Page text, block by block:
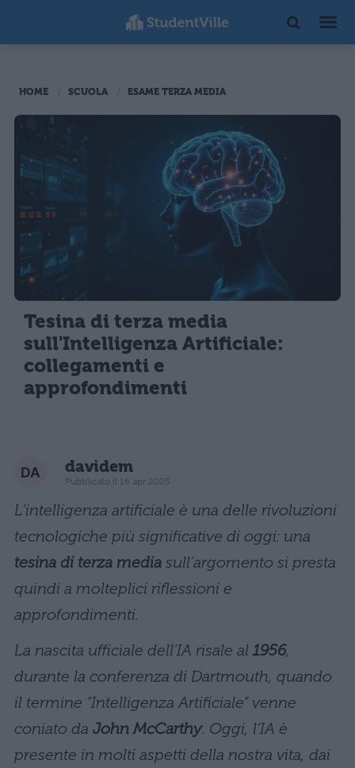
HOME SCUOLA ESAME TERZA MEDIA
Tesina di terza media
sull'Intelligenza Artificiale:
collegamenti e
approfondimenti
davidem
Pubblicato il 16 apr 2025
L’intelligenza artificiale è una delle rivoluzioni
tecnologiche più significative di oggi: una
tesina di terza media sull’argomento si presta
quindi a molteplici riflessioni e
approfondimenti.
La nascita ufficiale dell’IA risale al 1956,
durante la conferenza di Dartmouth, quando
il termine “Intelligenza Artificiale” venne
coniato da John McCarthy. Oggi, l’IA è
presente in molti aspetti della nostra vita, dai